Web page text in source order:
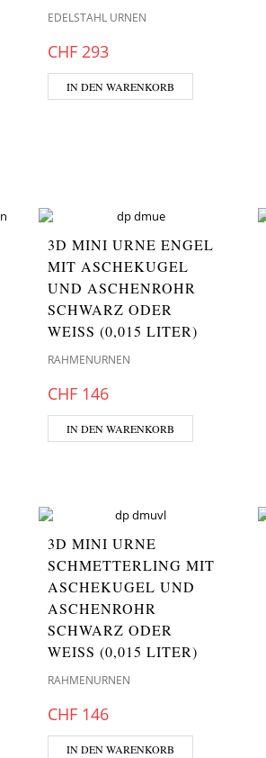
EDELSTAHL URNEN
CHF 293
IN DEN WARENKORB
3D MINI URNE ENGEL
MIT ASCHEKUGEL
UND ASCHENROHR
SCHWARZ ODER
WEISS (0,015 LITER)
RAHMENURNEN
CHF 146
IN DEN WARENKORB
3D MINI URNE
SCHMETTERLING MIT
ASCHEKUGEL UND
ASCHENROHR
SCHWARZ ODER
WEISS (0,015 LITER)
RAHMENURNEN
CHF 146
IN DEN WARENKORB